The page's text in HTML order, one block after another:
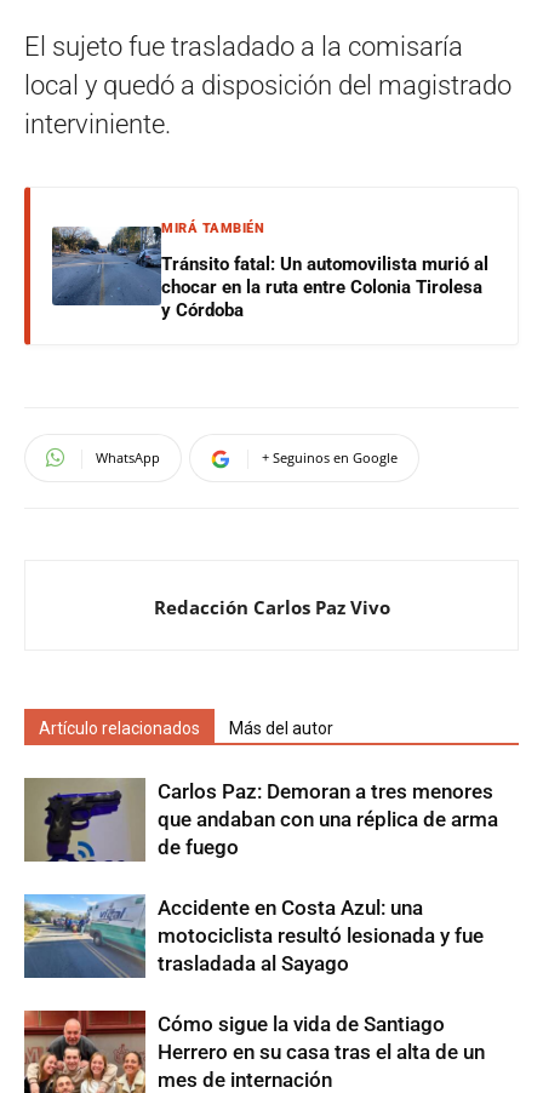
El sujeto fue trasladado a la comisaría
local y quedó a disposición del magistrado
interviniente.
MIRÁ TAMBIÉN
Tránsito fatal: Un automovilista murió al
chocar en la ruta entre Colonia Tirolesa
y Córdoba
WhatsApp + Seguinos en Google
Redacción Carlos Paz Vivo
Artículo relacionados Más del autor
Carlos Paz: Demoran a tres menores
que andaban con una réplica de arma
de fuego
Accidente en Costa Azul: una
motociclista resultó lesionada y fue
trasladada al Sayago
Cómo sigue la vida de Santiago
Herrero en su casa tras el alta de un
mes de internación